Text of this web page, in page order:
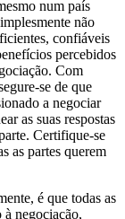
num país
não
confiáveis
percebidos
Com
se de que
a negociar
as suas respostas
Certifique-se
as partes querem
é que todas as
negociação,